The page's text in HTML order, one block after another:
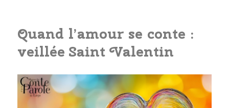
Quand l’amour se conte :
veillée Saint Valentin